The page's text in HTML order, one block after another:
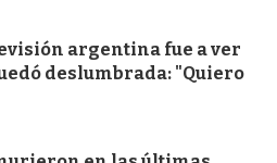
argentina fue a ver
deslumbrada: "Quiero